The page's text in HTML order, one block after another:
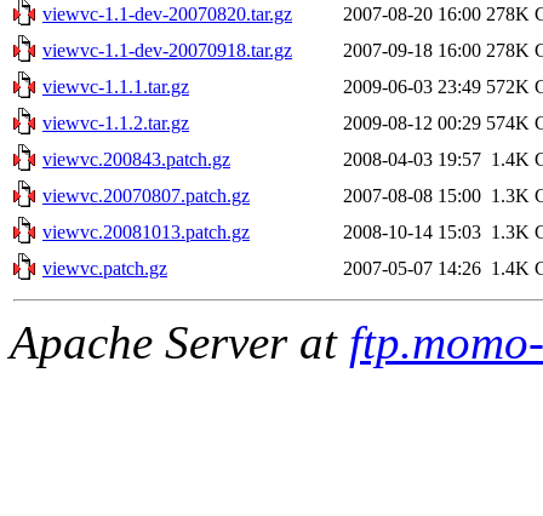
viewvc-1.1-dev-20070820.tar.gz
2007-08-20 16:00 278K
viewvc-1.1-dev-20070918.tar.gz
2007-09-18 16:00 278K
viewvc-1.1.1.tar.gz
2009-06-03 23:49 572K
viewvc-1.1.2.tar.gz
2009-08-12 00:29 574K
viewvc.200843.patch.gz
2008-04-03 19:57 1.4K
viewvc.20070807.patch.gz
2007-08-08 15:00 1.3K
viewvc.20081013.patch.gz
2008-10-14 15:03 1.3K
viewvc.patch.gz
2007-05-07 14:26 1.4K
Apache Server at